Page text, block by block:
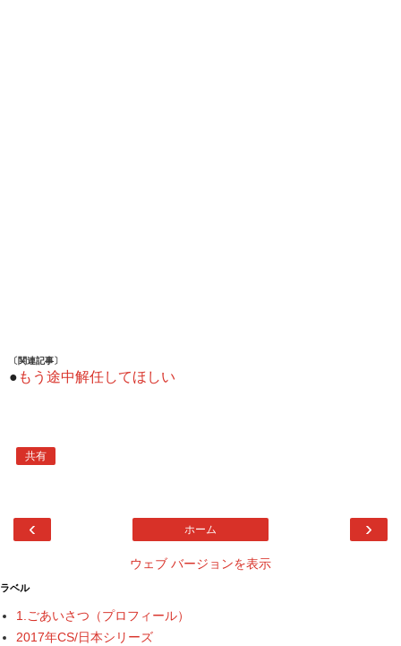
〔関連記事〕
● もう途中解任してほしい
共有
‹ ›
ホーム
ウェブ バージョンを表示
ラベル
1.ごあいさつ（プロフィール）
2017年CS/日本シリーズ